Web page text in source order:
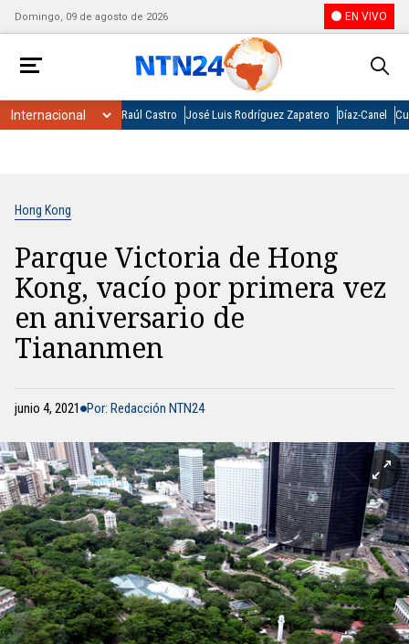
Domingo, 09 de agosto de 2026 EN VIVO
Raúl Castro José Luis Rodríguez Zapatero Díaz-Canel
Hong Kong
Parque Victoria de Hong
Kong, vacío por primera vez
en aniversario de
Tiananmen
junio 4, 2021 Por: Redacción NTN24